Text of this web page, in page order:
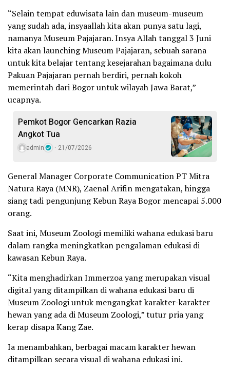
“Selain tempat eduwisata lain dan museum-museum
yang sudah ada, insyaallah kita akan punya satu lagi,
namanya Museum Pajajaran. Insya Allah tanggal 3 Juni
kita akan launching Museum Pajajaran, sebuah sarana
untuk kita belajar tentang kesejarahan bagaimana dulu
Pakuan Pajajaran pernah berdiri, pernah kokoh
memerintah dari Bogor untuk wilayah Jawa Barat,”
ucapnya.
Pemkot Bogor Gencarkan Razia
Angkot Tua
admin 21/07/2026
General Manager Corporate Communication PT Mitra
Natura Raya (MNR), Zaenal Arifin mengatakan, hingga
siang tadi pengunjung Kebun Raya Bogor mencapai 5.000
orang.
Saat ini, Museum Zoologi memiliki wahana edukasi baru
dalam rangka meningkatkan pengalaman edukasi di
kawasan Kebun Raya.
“Kita menghadirkan Immerzoa yang merupakan visual
digital yang ditampilkan di wahana edukasi baru di
Museum Zoologi untuk mengangkat karakter-karakter
hewan yang ada di Museum Zoologi,” tutur pria yang
kerap disapa Kang Zae.
Ia menambahkan, berbagai macam karakter hewan
ditampilkan secara visual di wahana edukasi ini.